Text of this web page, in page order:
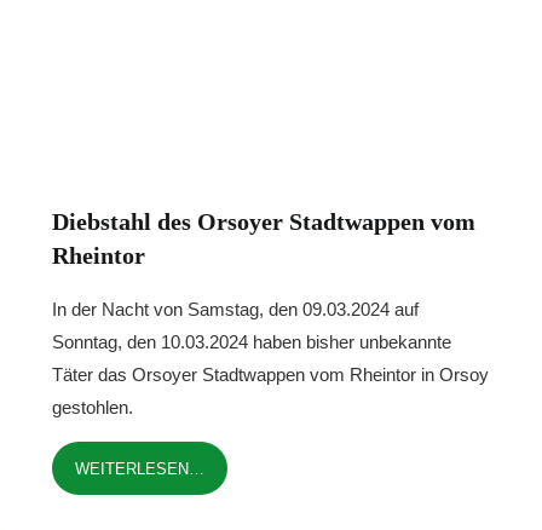
Diebstahl des Orsoyer Stadtwappen vom
Rheintor
In der Nacht von Samstag, den 09.03.2024 auf
Sonntag, den 10.03.2024 haben bisher unbekannte
Täter das Orsoyer Stadtwappen vom Rheintor in Orsoy
gestohlen.
WEITERLESEN…